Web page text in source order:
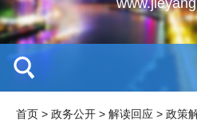
首页 > 政务公开 > 解读回应 > 政策